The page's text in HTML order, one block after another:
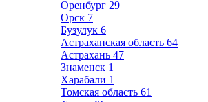
Оренбург 29
Орск 7
Бузулук 6
Астраханская область 64
Астрахань 47
Знаменск 1
Харабали 1
Томская область 61